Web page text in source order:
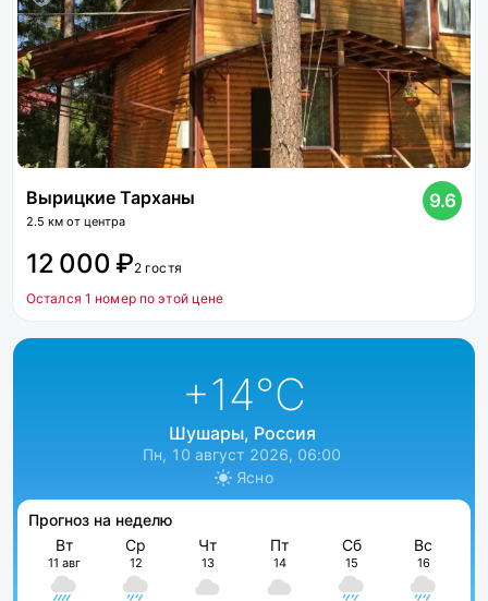
Вырицкие Тарханы
2.5 км от центра
9.6
12 000 ₽2 гостя
Остался 1 номер по этой цене
+14°C
Шушары, Россия
Пн, 10 август 2026, 06:00
Ясно
Прогноз на неделю
Вт
11 авг
Ср
12
Чт
13
Пт
14
Сб
15
Вс
16